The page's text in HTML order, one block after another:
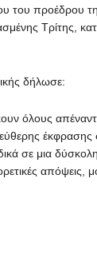
του προέδρου
Τρίτης,
δήλωσε:
όλους
έκφρασης
σε μια
απόψεις,